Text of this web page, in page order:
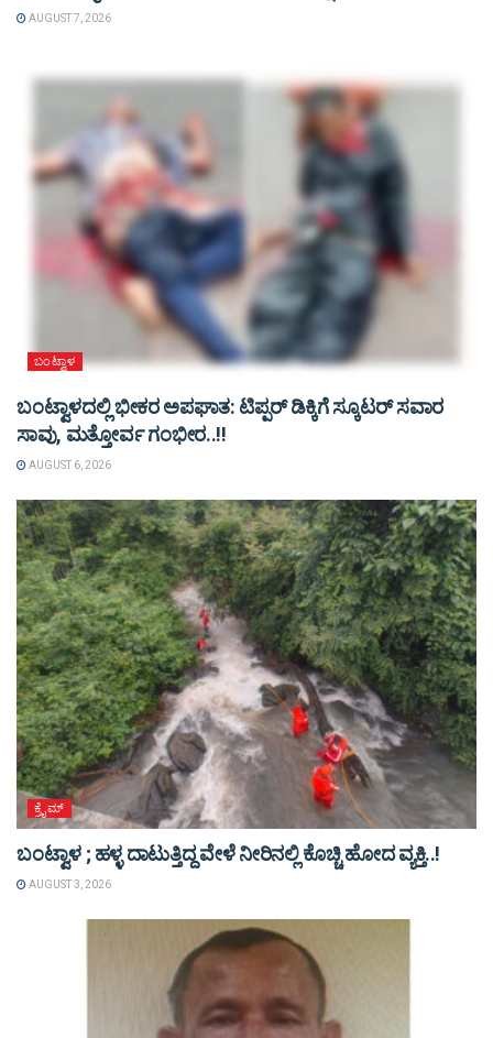
AUGUST 7, 2026
ಬಂಟ್ವಾಳ
ಬಂಟ್ವಾಳದಲ್ಲಿ ಭೀಕರ ಅಪಘಾತ: ಟಿಪ್ಪರ್ ಡಿಕ್ಕಿಗೆ ಸ್ಕೂಟರ್ ಸವಾರ
ಸಾವು, ಮತ್ತೋರ್ವ ಗಂಭೀರ..!!
AUGUST 6, 2026
ಕ್ರೈಮ್
ಬಂಟ್ವಾಳ ; ಹಳ್ಳ ದಾಟುತ್ತಿದ್ದ ವೇಳೆ ನೀರಿನಲ್ಲಿ ಕೊಚ್ಚಿ ಹೋದ ವ್ಯಕ್ತಿ..!
AUGUST 3, 2026